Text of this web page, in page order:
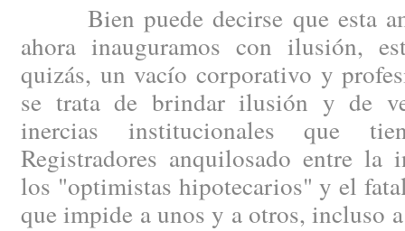
Bien puede decirse que esta
ahora inauguramos con ilusión,
quizás, un vacío corporativo y
se trata de brindar ilusión y de
inercias institucionales que
Registradores anquilosado entre la
los "optimistas hipotecarios" y el
que impide a unos y a otros, incluso